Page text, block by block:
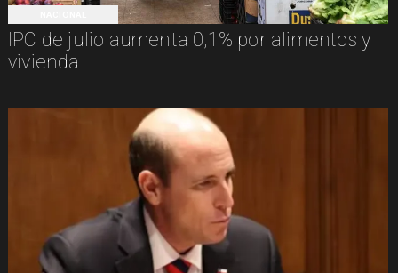
IPC de julio aumenta 0,1% por alimentos y
vivienda